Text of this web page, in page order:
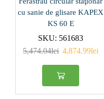
(1)
60(1)
Produs Ø taler de
şlefuit (mm)
125(0)
cu sanie de glisare KAPEX
KS 60 E
SKU: 561683
5,474.04lei 4,874.99lei